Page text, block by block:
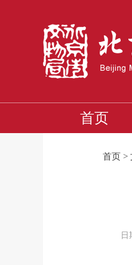
首页
首页 >
日